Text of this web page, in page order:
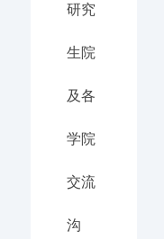
研究
生院
及各
学院
交流
沟